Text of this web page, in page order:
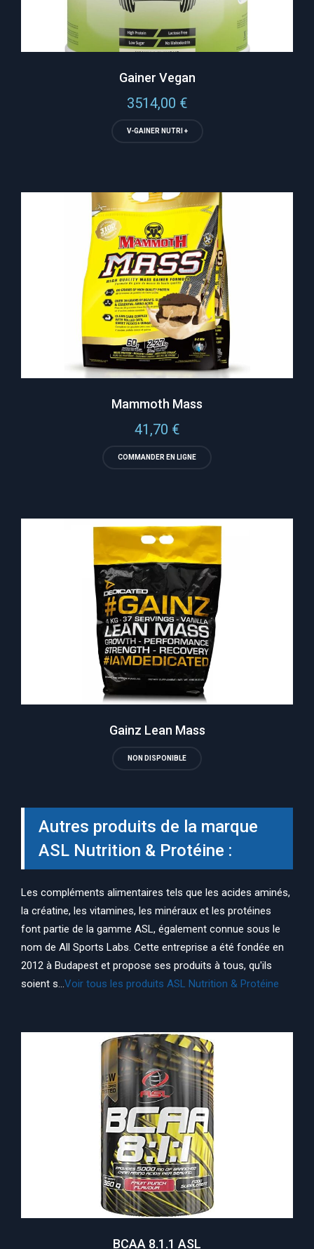
Gainer Vegan
3514,00 €
V-GAINER NUTRI +
Mammoth Mass
41,70 €
COMMANDER EN LIGNE
Gainz Lean Mass
NON DISPONIBLE
Autres produits de la marque
ASL Nutrition & Protéine :
Les compléments alimentaires tels que les acides aminés,
la créatine, les vitamines, les minéraux et les protéines
font partie de la gamme ASL, également connue sous le
nom de All Sports Labs. Cette entreprise a été fondée en
2012 à Budapest et propose ses produits à tous, qu'ils
soient s...Voir tous les produits ASL Nutrition & Protéine
BCAA 8.1.1 ASL